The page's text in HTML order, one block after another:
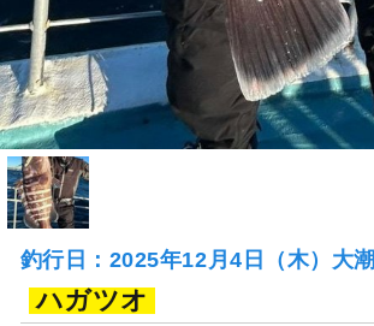
釣行日：2025年12月4日（木）大潮
ハガツオ